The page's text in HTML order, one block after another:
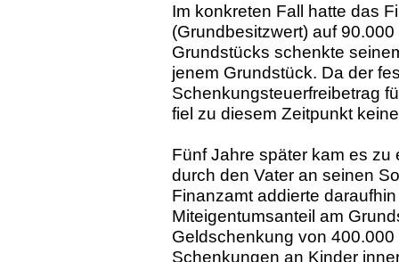
Im konkreten Fall hatte das
(Grundbesitzwert) auf
Grundstücks schenkte
jenem Grundstück. Da der
Schenkungsteuerfreibetrag
fiel zu diesem Zeitpunkt
Fünf Jahre später kam es
durch den Vater an seinen
Finanzamt addierte
Miteigentumsanteil am
Geldschenkung von
Schenkungen an Kinder